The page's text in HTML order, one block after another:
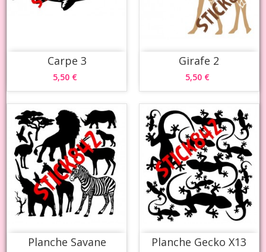
Carpe 3
5,50 €
Girafe 2
5,50 €
Planche Savane Planche Gecko X13